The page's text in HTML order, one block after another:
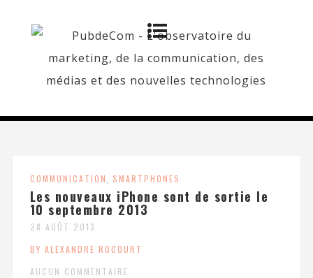
COMMUNICATION, SMARTPHONES
Les nouveaux iPhone sont de sortie le
10 septembre 2013
28 AOÛT 2013
BY ALEXANDRE ROCOURT
AUCUN COMMENTAIRE